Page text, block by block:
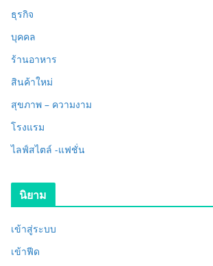
ธุรกิจ
บุคคล
ร้านอาหาร
สินค้าใหม่
สุขภาพ – ความงาม
โรงแรม
ไลฟ์สไตล์ -แฟชั่น
นิยาม
เข้าสู่ระบบ
เข้าฟีด